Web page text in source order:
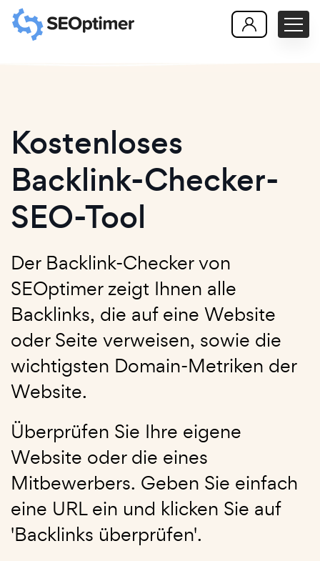
Kostenloses
Backlink-Checker-
SEO-Tool
Der Backlink-Checker von
SEOptimer zeigt Ihnen alle
Backlinks, die auf eine Website
oder Seite verweisen, sowie die
wichtigsten Domain-Metriken der
Website.
Überprüfen Sie Ihre eigene
Website oder die eines
Mitbewerbers. Geben Sie einfach
eine URL ein und klicken Sie auf
'Backlinks überprüfen'.